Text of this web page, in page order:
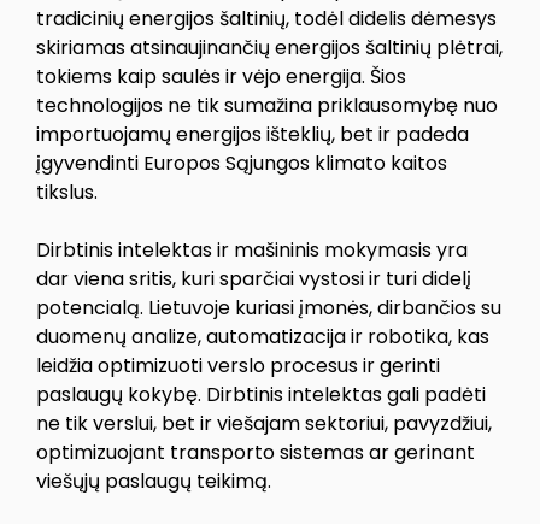
tradicinių energijos šaltinių, todėl didelis dėmesys
skiriamas atsinaujinančių energijos šaltinių plėtrai,
tokiems kaip saulės ir vėjo energija. Šios
technologijos ne tik sumažina priklausomybę nuo
importuojamų energijos išteklių, bet ir padeda
įgyvendinti Europos Sąjungos klimato kaitos
tikslus.
Dirbtinis intelektas ir mašininis mokymasis yra
dar viena sritis, kuri sparčiai vystosi ir turi didelį
potencialą. Lietuvoje kuriasi įmonės, dirbančios su
duomenų analize, automatizacija ir robotika, kas
leidžia optimizuoti verslo procesus ir gerinti
paslaugų kokybę. Dirbtinis intelektas gali padėti
ne tik verslui, bet ir viešajam sektoriui, pavyzdžiui,
optimizuojant transporto sistemas ar gerinant
viešųjų paslaugų teikimą.